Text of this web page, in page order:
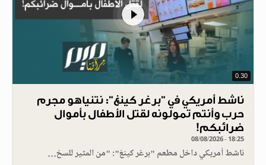
0.30
ناشط أمريكي في "برغر كينغ": نتنياهو مجرم
حرب وأنتم تمولونه لقتل الأطفال بأموال
ضرائبكم!
08/08/2026 - 18:25
ناشط أمريكي داخل مطعم "برغر كينغ": "من المثير للسخ…